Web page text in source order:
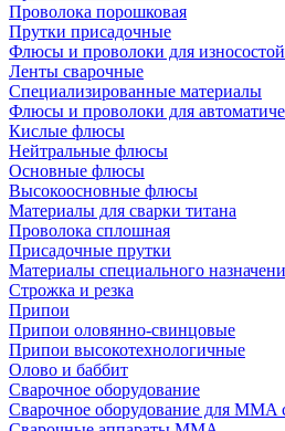
Проволока порошковая
Прутки присадочные
Флюсы и проволоки для
Ленты сварочные
Специализированные материалы
Флюсы и проволоки для
Кислые флюсы
Нейтральные флюсы
Основные флюсы
Высокоосновные флюсы
Материалы для сварки титана
Проволока сплошная
Присадочные прутки
Материалы специального
Строжка и резка
Припои
Припои оловянно-свинцовые
Припои высокотехнологичные
Олово и баббит
Сварочное оборудование
Сварочное оборудование для MMA